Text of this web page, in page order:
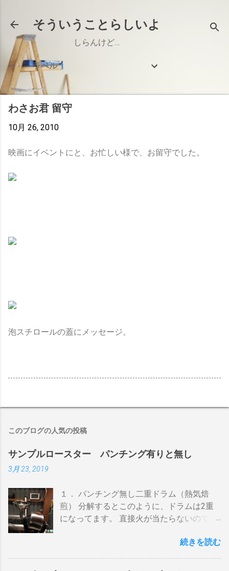
そういうことらしいよ
しらんけど…
ラベル
わさお君 留守
10月 26, 2010
映画にイベントにと、お忙しい様で、お留守でした。
泡スチロールの蓋にメッセージ。
このブログの人気の投稿
サンプルロースター パンチング有りと無し
3月 23, 2019
１． パンチング無し二重ドラム（熱気焙
煎） 分解するとこのように、ドラムは2重
になってます。 直接火が当たらないので温
温度計が使える（ドラム内の温度が測れ
ドラムだから熱伝導に時間がかかる） 多少
続きを読む